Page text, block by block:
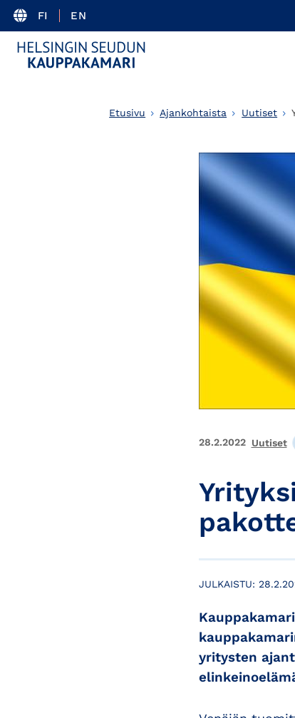
FI EN
Etusivu Ajankohtaista Uutiset
28.2.2022 Uutiset
JULKAISTU:
yritysten